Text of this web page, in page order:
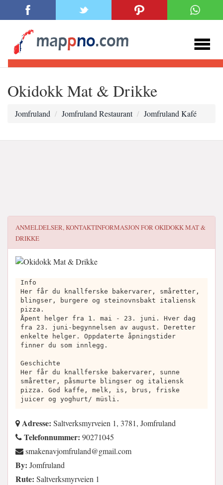
Okidokk Mat & Drikke
Jomfruland Jomfruland Restaurant Jomfruland Kafé
ANMELDELSER, KONTAKTINFORMASJON FOROKIDOKK MAT &
DRIKKE
Info
Her får du knallferske bakervarer, småretter,
blingser, burgere og steinovnsbakt italiensk
pizza.
Åpent helger fra 1. mai - 23. juni. Hver dag
fra 23. juni-begynnelsen av august. Deretter
enkelte helger. Oppdaterte åpningstider
finner du som innlegg.
Geschichte
Her får du knallferske bakervarer, sunne
småretter, påsmurte blingser og italiensk
pizza. God kaffe, melk, is, brus, friske
juicer og yoghurt/ müsli.
Adresse: Saltverksmyrveien 1, 3781, Jomfruland
Telefonnummer: 90271045
moc.liamg@dnalurfmojvanekams
By: Jomfruland
Rute: Saltverksmyrveien 1